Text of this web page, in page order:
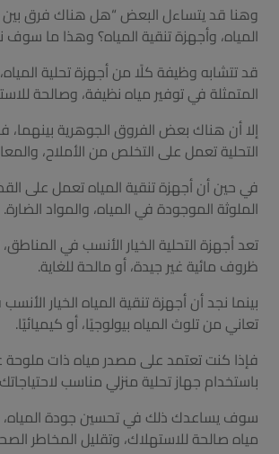
وهنا قد يتساءل البعض “هل هناك فرق بين
المياه، وأجهزة تنقية المياه؟ وهذا ما
قد تتشابه وظيفة كلًا من أجهزة تحلية
المتمثلة في توفير مياه نظيفة، وصالحة
إلا أن هناك بعض الفروق الجوهرية بينهما،
التحلية تعمل على التخلص من الأملاح،
في حين أن أجهزة تنقية المياه تعمل على
الملوثة الموجودة في المياه، والمواد الضارة.
تعد أجهزة التحلية الخيار الأنسب في
ظروف مائية غير جيدة، أو مالحة للغاية.
بينما نجد أن أجهزة تنقية المياه الخيار
تعاني من تلوث المياه بيولوجيًا، أو كيميائيًا.
فإذا كنت تعتمد على مصدر مياه ذات ملوحة
باستخدام جهاز تحلية منزلي مناسب لاحتياجاتك
سوف يساعدك ذلك في تحسين جودة
مياه صالحة للاستهلاك، وتقليل المخاطر